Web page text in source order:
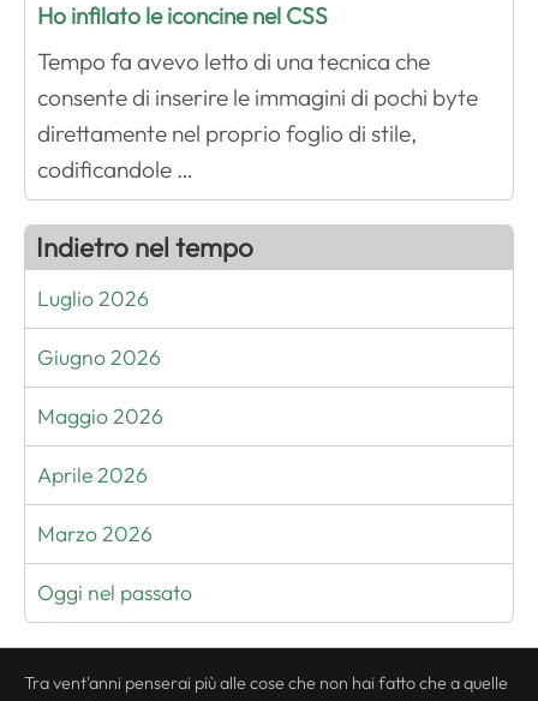
Ho infilato le iconcine nel CSS
Tempo fa avevo letto di una tecnica che
consente di inserire le immagini di pochi byte
direttamente nel proprio foglio di stile,
codificandole …
Indietro nel tempo
Luglio 2026
Giugno 2026
Maggio 2026
Aprile 2026
Marzo 2026
Oggi nel passato
Tra vent'anni penserai più alle cose che non hai fatto che a quelle